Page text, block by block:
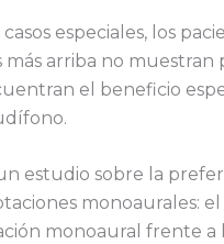
especiales, los
arriba no muestran
el beneficio
estudio sobre la
monoaurales: el
monoaural frente a